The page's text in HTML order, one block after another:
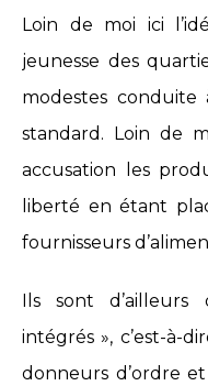
Loin de moi ici
jeunesse des
modestes
standard. Loin de
accusation les
liberté en étant
fournisseurs
Ils sont
intégrés », c’est-à-
donneurs d’ordre